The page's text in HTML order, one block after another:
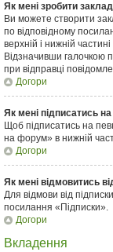
Як мені зробити
Ви можете створити
по відповідному
верхній і нижній
Відзначивши галочкою
при відправці
Догори
Як мені підписатись
Щоб підписатись на
на форум» в нижній
Догори
Як мені відмовитись
Для відмови від
посилання «Підписки».
Догори
Вкладення